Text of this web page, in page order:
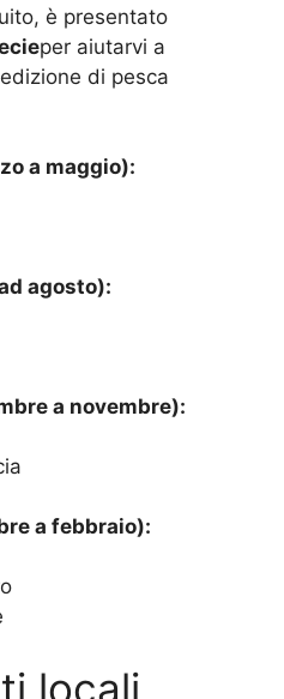
è presentato
per aiutarvi a
di pesca
a maggio):
agosto):
a novembre):
a febbraio):
locali,